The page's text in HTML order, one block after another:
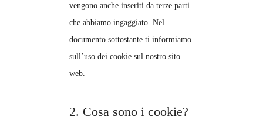
vengono anche inseriti da terze parti
che abbiamo ingaggiato. Nel
documento sottostante ti informiamo
sull’uso dei cookie sul nostro sito
web.
2. Cosa sono i cookie?